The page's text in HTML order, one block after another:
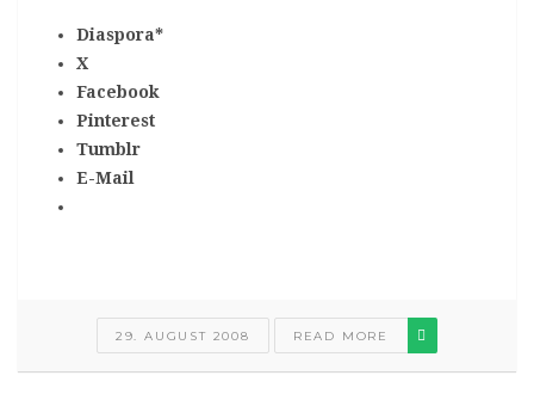
Diaspora*
X
Facebook
Pinterest
Tumblr
E-Mail
29. AUGUST 2008 READ MORE